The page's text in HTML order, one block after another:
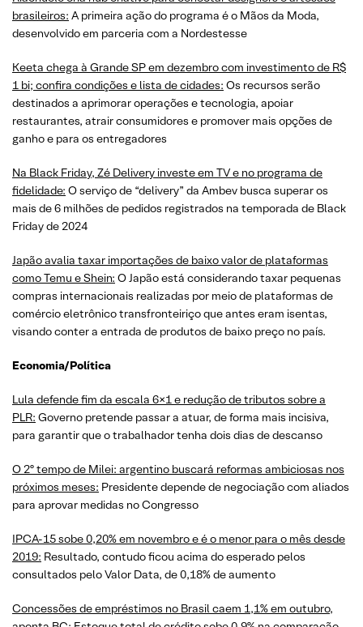
brasileiros: A primeira ação do programa é o Mãos da Moda,
desenvolvido em parceria com a Nordestesse
Keeta chega à Grande SP em dezembro com investimento de R$
1 bi; confira condições e lista de cidades: Os recursos serão
destinados a aprimorar operações e tecnologia, apoiar
restaurantes, atrair consumidores e promover mais opções de
ganho e para os entregadores
Na Black Friday, Zé Delivery investe em TV e no programa de
fidelidade: O serviço de “delivery” da Ambev busca superar os
mais de 6 milhões de pedidos registrados na temporada de Black
Friday de 2024
Japão avalia taxar importações de baixo valor de plataformas
como Temu e Shein: O Japão está considerando taxar pequenas
compras internacionais realizadas por meio de plataformas de
comércio eletrônico transfronteiriço que antes eram isentas,
visando conter a entrada de produtos de baixo preço no país.
Economia/Política
Lula defende fim da escala 6×1 e redução de tributos sobre a
PLR: Governo pretende passar a atuar, de forma mais incisiva,
para garantir que o trabalhador tenha dois dias de descanso
O 2º tempo de Milei: argentino buscará reformas ambiciosas nos
próximos meses: Presidente depende de negociação com aliados
para aprovar medidas no Congresso
IPCA-15 sobe 0,20% em novembro e é o menor para o mês desde
2019: Resultado, contudo ficou acima do esperado pelos
consultados pelo Valor Data, de 0,18% de aumento
Concessões de empréstimos no Brasil caem 1,1% em outubro,